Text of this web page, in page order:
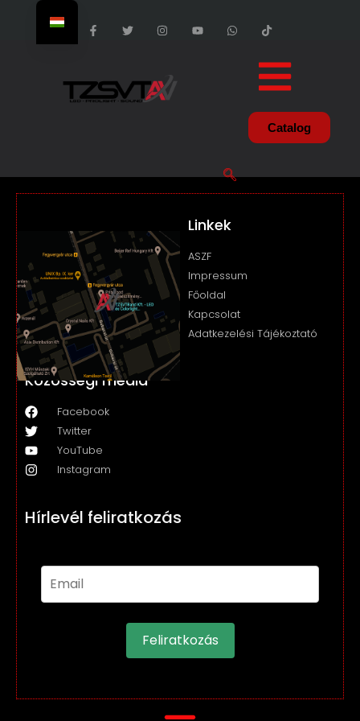
Catalog
Linkek
ASZF
Impressum
Főoldal
Kapcsolat
Adatkezelési Tájékoztató
Közösségi média
Facebook
Twitter
YouTube
Instagram
Hírlevél feliratkozás
Feliratkozás